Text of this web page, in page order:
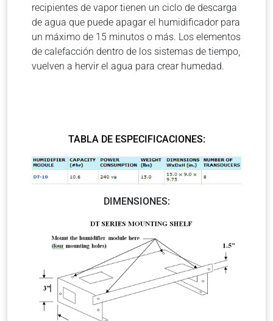
recipientes de vapor tienen un ciclo de descarga
de agua que puede apagar el humidificador para
un máximo de 15 minutos o más. Los elementos
de calefacción dentro de los sistemas de tiempo,
vuelven a hervir el agua para crear humedad.
TABLA DE ESPECIFICACIONES:
DIMENSIONES: